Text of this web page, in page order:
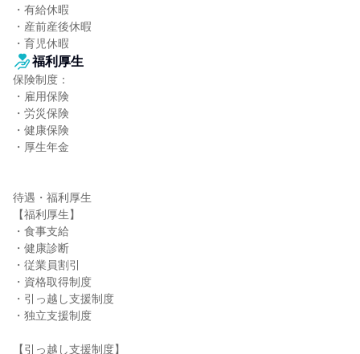
・有給休暇
・産前産後休暇
・育児休暇
福利厚生
保険制度：
・雇用保険
・労災保険
・健康保険
・厚生年金
待遇・福利厚生
【福利厚生】
・食事支給
・健康診断
・従業員割引
・資格取得制度
・引っ越し支援制度
・独立支援制度
【引っ越し支援制度】